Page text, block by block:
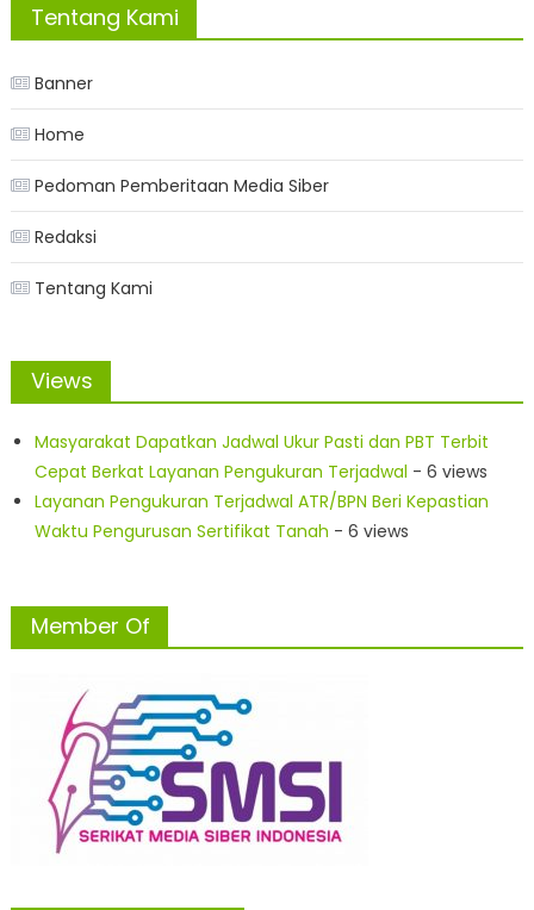
Tentang Kami
Banner
Home
Pedoman Pemberitaan Media Siber
Redaksi
Tentang Kami
Views
Masyarakat Dapatkan Jadwal Ukur Pasti dan PBT Terbit
Cepat Berkat Layanan Pengukuran Terjadwal - 6 views
Layanan Pengukuran Terjadwal ATR/BPN Beri Kepastian
Waktu Pengurusan Sertifikat Tanah - 6 views
Member Of